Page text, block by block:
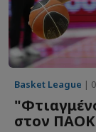
Basket League |
στον ΠΑΟΚ